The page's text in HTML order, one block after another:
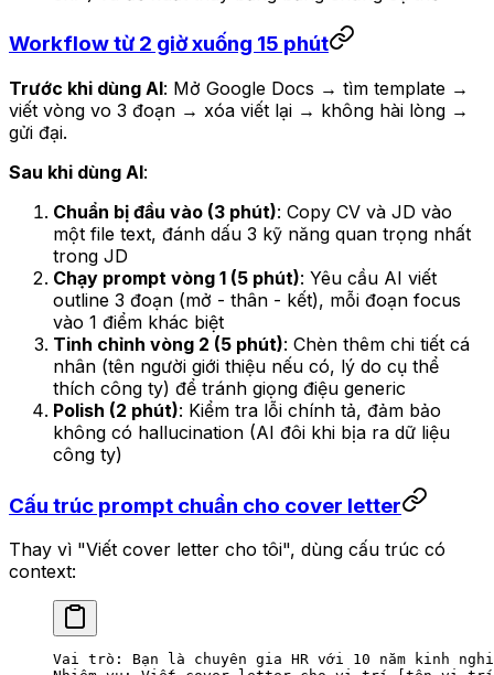
Workflow từ 2 giờ xuống 15 phút
Trước khi dùng AI: Mở Google Docs → tìm template →
viết vòng vo 3 đoạn → xóa viết lại → không hài lòng →
gửi đại.
Sau khi dùng AI:
Chuẩn bị đầu vào (3 phút): Copy CV và JD vào
một file text, đánh dấu 3 kỹ năng quan trọng nhất
trong JD
Chạy prompt vòng 1 (5 phút): Yêu cầu AI viết
outline 3 đoạn (mở - thân - kết), mỗi đoạn focus
vào 1 điểm khác biệt
Tinh chỉnh vòng 2 (5 phút): Chèn thêm chi tiết cá
nhân (tên người giới thiệu nếu có, lý do cụ thể
thích công ty) để tránh giọng điệu generic
Polish (2 phút): Kiểm tra lỗi chính tả, đảm bảo
không có hallucination (AI đôi khi bịa ra dữ liệu
công ty)
Cấu trúc prompt chuẩn cho cover letter
Thay vì "Viết cover letter cho tôi", dùng cấu trúc có
context:
Vai trò: Bạn là chuyên gia HR với 10 năm kinh